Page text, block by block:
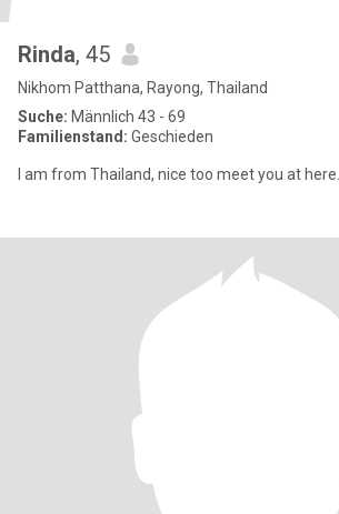
Rinda, 45
Nikhom Patthana, Rayong, Thailand
Suche: Männlich 43 - 69
Familienstand: Geschieden
I am from Thailand, nice too meet you at here. I